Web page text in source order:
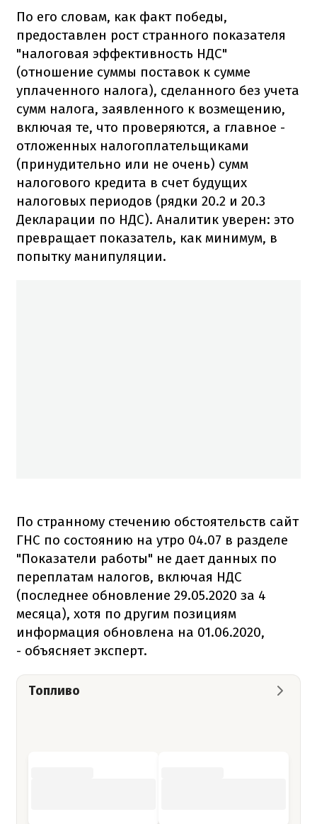
По его словам, как факт победы,
предоставлен рост странного показателя
"налоговая эффективность НДС"
(отношение суммы поставок к сумме
уплаченного налога), сделанного без учета
сумм налога, заявленного к возмещению,
включая те, что проверяются, а главное -
отложенных налогоплательщиками
(принудительно или не очень) сумм
налогового кредита в счет будущих
налоговых периодов (рядки 20.2 и 20.3
Декларации по НДС). Аналитик уверен: это
превращает показатель, как минимум, в
попытку манипуляции.
По странному стечению обстоятельств сайт
ГНС по состоянию на утро 04.07 в разделе
"Показатели работы" не дает данных по
переплатам налогов, включая НДС
(последнее обновление 29.05.2020 за 4
месяца), хотя по другим позициям
информация обновлена на 01.06.2020,
- объясняет эксперт.
Топливо